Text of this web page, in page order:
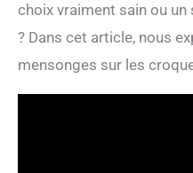
choix vraiment sain ou
? Dans cet article, nous
mensonges sur les